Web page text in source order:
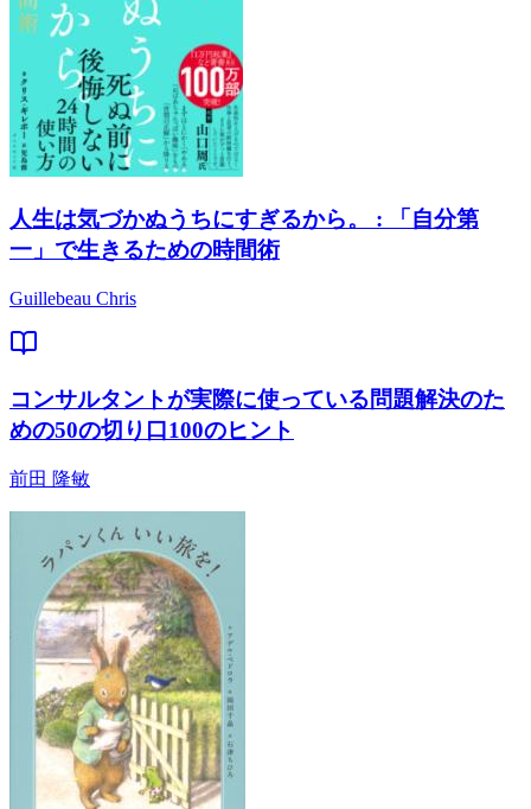
人生は気づかぬうちにすぎるから。 : 「自分第
一」で生きるための時間術
Guillebeau Chris
コンサルタントが実際に使っている問題解決のた
めの50の切り口100のヒント
前田 隆敏